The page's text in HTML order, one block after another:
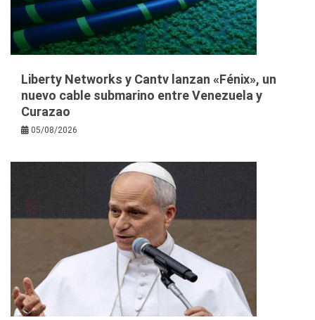
Liberty Networks y Cantv lanzan «Fénix», un
nuevo cable submarino entre Venezuela y
Curazao
05/08/2026